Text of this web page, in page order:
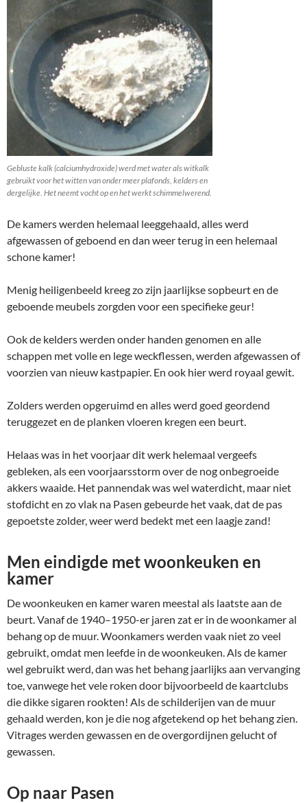
Gebluste kalk (calciumhydroxide) werd met water als witkalk
gebruikt voor het witten van onder meer plafonds, kelders en
dergelijke. Het neemt vocht op en het werkt schimmelwerend.
De kamers werden helemaal leeggehaald, alles werd
afgewassen of geboend en dan weer terug in een helemaal
schone kamer!
Menig heiligenbeeld kreeg zo zijn jaarlijkse sopbeurt en de
geboende meubels zorgden voor een specifieke geur!
Ook de kelders werden onder handen genomen en alle
schappen met volle en lege weckflessen, werden afgewassen of
voorzien van nieuw kastpapier. En ook hier werd royaal gewit.
Zolders werden opgeruimd en alles werd goed geordend
teruggezet en de planken vloeren kregen een beurt.
Helaas was in het voorjaar dit werk helemaal vergeefs
gebleken, als een voorjaarsstorm over de nog onbegroeide
akkers waaide. Het pannendak was wel waterdicht, maar niet
stofdicht en zo vlak na Pasen gebeurde het vaak, dat de pas
gepoetste zolder, weer werd bedekt met een laagje zand!
Men eindigde met woonkeuken en
kamer
De woonkeuken en kamer waren meestal als laatste aan de
beurt. Vanaf de 1940–1950-er jaren zat er in de woonkamer al
behang op de muur. Woonkamers werden vaak niet zo veel
gebruikt, omdat men leefde in de woonkeuken. Als de kamer
wel gebruikt werd, dan was het behang jaarlijks aan vervanging
toe, vanwege het vele roken door bijvoorbeeld de kaartclubs
die dikke sigaren rookten! Als de schilderijen van de muur
gehaald werden, kon je die nog afgetekend op het behang zien.
Vitrages werden gewassen en de overgordijnen gelucht of
gewassen.
Op naar Pasen